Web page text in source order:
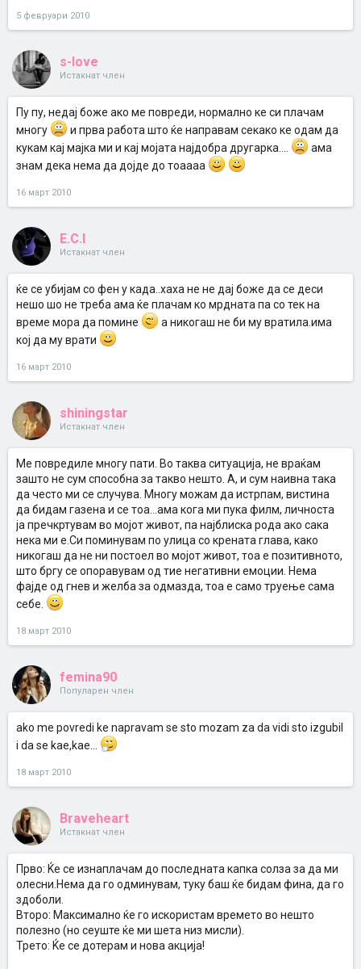
5 февруари 2010
s-love
Истакнат член
Пу пу, недај боже ако ме повреди, нормално ке си плачам
многу
и прва работа што ќе направам секако ке одам да
кукам кај мајка ми и кај мојата најдобра другарка....
ама
знам дека нема да дојде до тоаааа
16 март 2010
E.C.I
Истакнат член
ќе се убијам со фен у када..хаха не не дај боже да се деси
нешо шо не треба ама ќе плачам ко мрдната па со тек на
време мора да помине
а никогаш не би му вратила.има
кој да му врати
16 март 2010
shiningstar
Истакнат член
Ме повредиле многу пати. Во таква ситуација, не враќам
зашто не сум способна за такво нешто. А, и сум наивна така
да често ми се случува. Многу можам да истрпам, вистина
да бидам газена и се тоа...ама кога ми пука филм, личноста
ја пречкртувам во мојот живот, па најблиска рода ако сака
нека ми е.Си поминувам по улица со крената глава, како
никогаш да не ни постоел во мојот живот, тоа е позитивното,
што бргу се опоравувам од тие негативни емоции. Нема
фајде од гнев и желба за одмазда, тоа е само труење сама
себе.
18 март 2010
femina90
Популарен член
ako me povredi ke napravam se sto mozam za da vidi sto izgubil
i da se kae,kae...
18 март 2010
Braveheart
Истакнат член
Прво: Ќе се изнаплачам до последната капка солза за да ми
олесни.Нема да го одминувам, туку баш ќе бидам фина, да го
здоболи.
Второ: Максимално ќе го искористам времето во нешто
полезно (но сеуште ќе ми шета низ мисли).
Трето: Ќе се дотерам и нова акција!